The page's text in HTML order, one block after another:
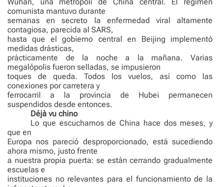
comunista mantuvo durante
semanas en secreto la enfermedad viral altamente
contagiosa, parecida al SARS,
hasta que el gobierno central en Beijing implementó
medidas drásticas,
prácticamente de la noche a la mañana. Varias
megalópolis fueron selladas, se impusieron
toques de queda. Todos los vuelos, así como las
conexiones por carretera y
ferrocarril a la provincia de Hubei permanecen
suspendidos desde entonces.
Déjà vu chino
Lo que escuchamos de China hace dos meses, y
que en
Europa nos pareció desproporcionado, está sucediendo
ahora mismo, justo frente
a nuestra propia puerta: se están cerrando gradualmente
escuelas e
instituciones no relevantes para el funcionamiento de la